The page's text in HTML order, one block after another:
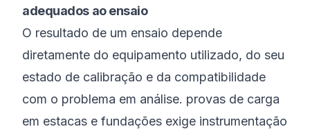
adequados ao ensaio
O resultado de um ensaio depende
diretamente do equipamento utilizado, do seu
estado de calibração e da compatibilidade
com o problema em análise. provas de carga
em estacas e fundações exige instrumentação